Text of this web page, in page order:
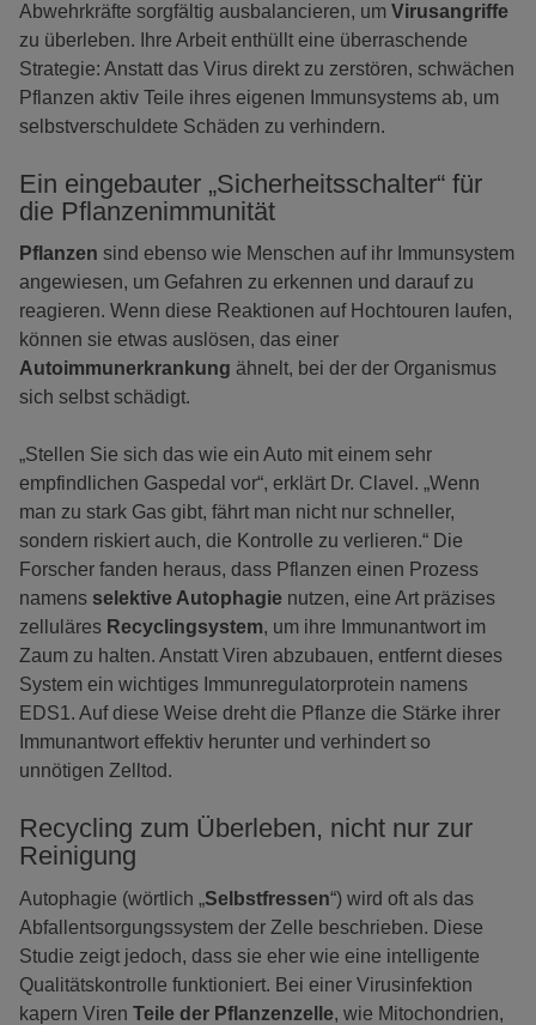
Abwehrkräfte sorgfältig ausbalancieren, um Virusangriffe
zu überleben. Ihre Arbeit enthüllt eine überraschende
Strategie: Anstatt das Virus direkt zu zerstören, schwächen
Pflanzen aktiv Teile ihres eigenen Immunsystems ab, um
selbstverschuldete Schäden zu verhindern.
Ein eingebauter „Sicherheitsschalter“ für
die Pflanzenimmunität
Pflanzen sind ebenso wie Menschen auf ihr Immunsystem
angewiesen, um Gefahren zu erkennen und darauf zu
reagieren. Wenn diese Reaktionen auf Hochtouren laufen,
können sie etwas auslösen, das einer
Autoimmunerkrankung ähnelt, bei der der Organismus
sich selbst schädigt.
„Stellen Sie sich das wie ein Auto mit einem sehr
empfindlichen Gaspedal vor“, erklärt Dr. Clavel. „Wenn
man zu stark Gas gibt, fährt man nicht nur schneller,
sondern riskiert auch, die Kontrolle zu verlieren.“ Die
Forscher fanden heraus, dass Pflanzen einen Prozess
namens selektive Autophagie nutzen, eine Art präzises
zelluläres Recyclingsystem, um ihre Immunantwort im
Zaum zu halten. Anstatt Viren abzubauen, entfernt dieses
System ein wichtiges Immunregulatorprotein namens
EDS1. Auf diese Weise dreht die Pflanze die Stärke ihrer
Immunantwort effektiv herunter und verhindert so
unnötigen Zelltod.
Recycling zum Überleben, nicht nur zur
Reinigung
Autophagie (wörtlich „Selbstfressen“) wird oft als das
Abfallentsorgungssystem der Zelle beschrieben. Diese
Studie zeigt jedoch, dass sie eher wie eine intelligente
Qualitätskontrolle funktioniert. Bei einer Virusinfektion
kapern Viren Teile der Pflanzenzelle, wie Mitochondrien,